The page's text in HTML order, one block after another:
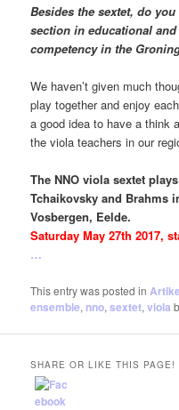
Besides the sextet, do
section in educational
competency in the
We haven’t given much
play together and enjoy
a good idea to have a think
the viola teachers in our
The NNO viola sextet
Tchaikovsky and Brahms
Vosbergen, Eelde.
Saturday May 27th 2017,
…
This entry was posted in
ensemble, nno,sextet,viola
SHARE OR LIKE THIS PAGE!